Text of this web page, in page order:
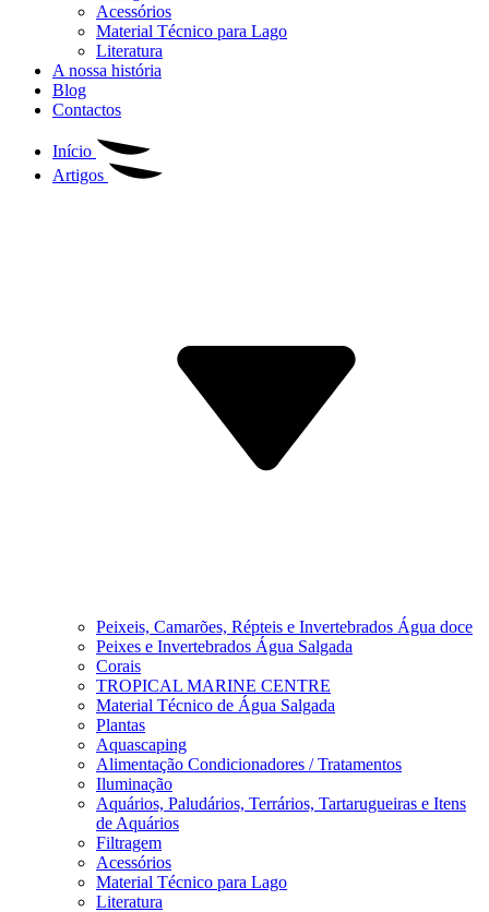
Acessórios
Material Técnico para Lago
Literatura
A nossa história
Blog
Contactos
Início
Artigos
Peixeis, Camarões, Répteis e Invertebrados Água doce
Peixes e Invertebrados Água Salgada
Corais
TROPICAL MARINE CENTRE
Material Técnico de Água Salgada
Plantas
Aquascaping
Alimentação Condicionadores / Tratamentos
Iluminação
Aquários, Paludários, Terrários, Tartarugueiras e Itens
de Aquários
Filtragem
Acessórios
Material Técnico para Lago
Literatura